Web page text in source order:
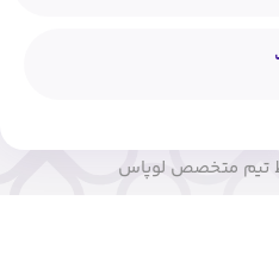
تیم متخصص لوپاس